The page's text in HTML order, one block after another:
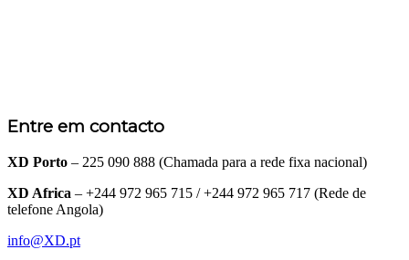
Entre em contacto
XD Porto – 225 090 888 (Chamada para a rede fixa nacional)
XD Africa – +244 972 965 715 / +244 972 965 717 (Rede de
telefone Angola)
info@XD.pt